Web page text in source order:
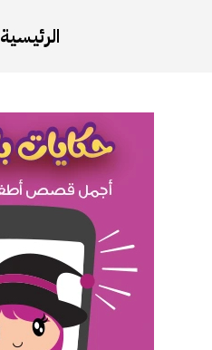
الرئيسية